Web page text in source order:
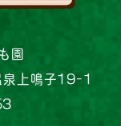
園
上鳴子19-1